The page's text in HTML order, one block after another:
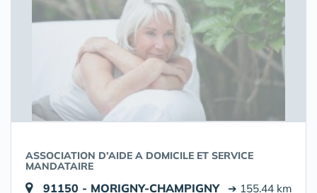
ASSOCIATION D’AIDE A DOMICILE ET SERVICE
MANDATAIRE
91150 - MORIGNY-CHAMPIGNY ➔ 155.44 km